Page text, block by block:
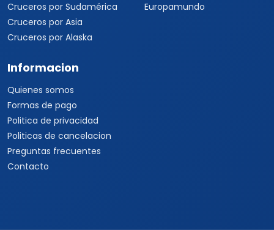
Cruceros por Sudamérica
Cruceros por Asia
Cruceros por Alaska
Europamundo
Informacion
Quienes somos
Formas de pago
Politica de privacidad
Politicas de cancelacion
Preguntas frecuentes
Contacto